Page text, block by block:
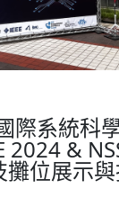
際系統科
2024 &
攤位展示